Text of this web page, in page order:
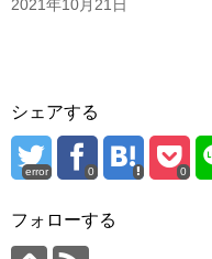
2021年10月21日
シェアする
error 0 0
フォローする